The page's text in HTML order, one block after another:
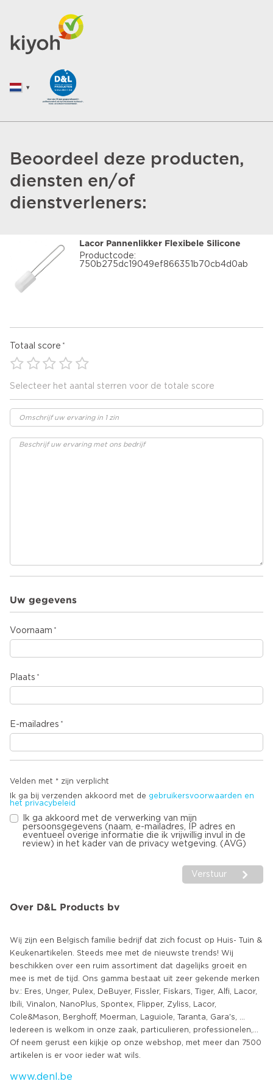
Beoordeel deze producten,
diensten en/of
dienstverleners:
Lacor Pannenlikker Flexibele Silicone
Productcode:
750b275dc19049ef866351b70cb4d0ab
Totaal score
Selecteer het aantal sterren voor de totale score
Uw gegevens
Voornaam
Plaats
E-mailadres
Velden met * zijn verplicht
Ik ga bij verzenden akkoord met de gebruikersvoorwaarden en
het privacybeleid
Ik ga akkoord met de verwerking van mijn
persoonsgegevens (naam, e-mailadres, IP adres en
eventueel overige informatie die ik vrijwillig invul in de
review) in het kader van de privacy wetgeving. (AVG)
Verstuur
Over D&L Products bv
Wij zijn een Belgisch familie bedrijf dat zich focust op Huis- Tuin &
Keukenartikelen. Steeds mee met de nieuwste trends! Wij
beschikken over een ruim assortiment dat dagelijks groeit en
mee is met de tijd. Ons gamma bestaat uit zeer gekende merken
bv.: Eres, Unger, Pulex, DeBuyer, Fissler, Fiskars, Tiger, Alfi, Lacor,
Ibili, Vinalon, NanoPlus, Spontex, Flipper, Zyliss, Lacor,
Cole&Mason, Berghoff, Moerman, Laguiole, Taranta, Gara's, ...
Iedereen is welkom in onze zaak, particulieren, professionelen,...
Of neem gerust een kijkje op onze webshop, met meer dan 7500
www.denl.be